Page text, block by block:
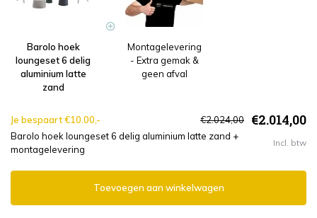
Barolo hoek
loungeset 6 delig
aluminium latte
zand
Montagelevering
- Extra gemak &
geen afval
Je bespaart €10.00,- €2.024,00 €2.014,00
Barolo hoek loungeset 6 delig aluminium latte zand +
montagelevering
Incl. btw
Toevoegen aan winkelwagen